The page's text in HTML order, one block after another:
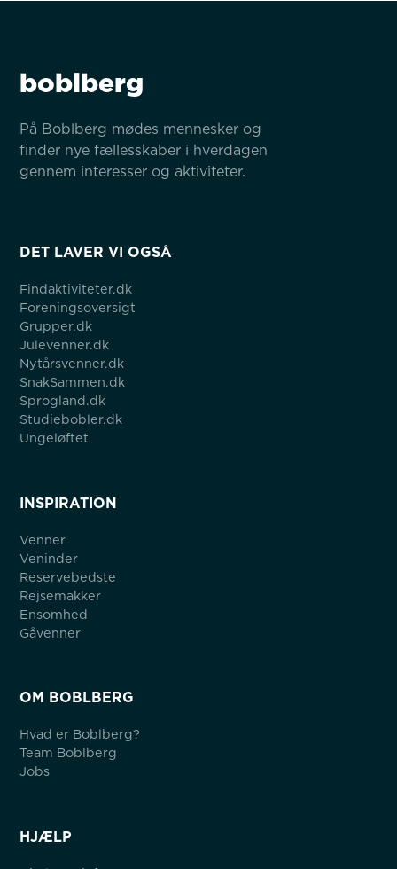
boblberg
På Boblberg mødes mennesker og
finder nye fællesskaber i hverdagen
gennem interesser og aktiviteter.
DET LAVER VI OGSÅ
Findaktiviteter.dk
Foreningsoversigt
Grupper.dk
Julevenner.dk
Nytårsvenner.dk
SnakSammen.dk
Sprogland.dk
Studiebobler.dk
Ungeløftet
INSPIRATION
Venner
Veninder
Reservebedste
Rejsemakker
Ensomhed
Gåvenner
OM BOBLBERG
Hvad er Boblberg?
Team Boblberg
Jobs
HJÆLP